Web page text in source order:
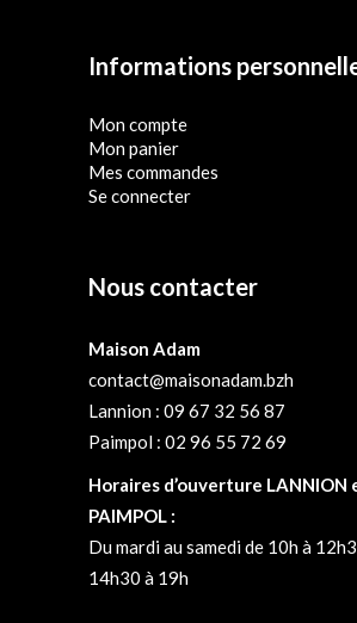
Informations
Mon compte
Mon panier
Mes commandes
Se connecter
Nous contacter
Maison Adam
contact@maisonadam.bzh
Lannion : 09 67 32 56 87
Paimpol : 02 96 55 72 69
Horaires d’ouverture LANNION
PAIMPOL :
Du mardi au samedi de 10h à
14h30 à 19h